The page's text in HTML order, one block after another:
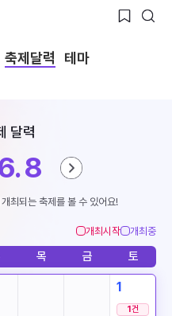
축제달력 테마
달력
8
최되는 축제를 볼 수 있어요!
개최시작 개최중
목 금 토
1
1건